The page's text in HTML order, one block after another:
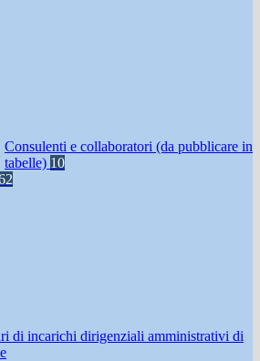
Consulenti e collaboratori (da pubblicare in
tabelle) 10
di incarichi dirigenziali amministrativi di